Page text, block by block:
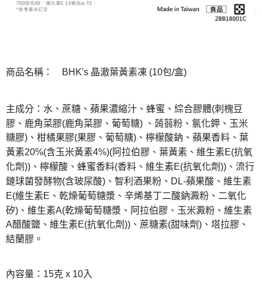
商品名稱： BHK's 晶澈葉黃素凍 (10包/盒)
主成分：水、蔗糖、蘋果濃縮汁、蜂蜜、綜合膠體(刺槐豆
膠、鹿角菜膠(鹿角菜膠、葡萄糖) 、蒟蒻粉、氯化鉀、玉米
糖膠)、柑橘果膠(果膠、葡萄糖)、檸檬酸鈉、蘋果香料、葉
黃素20%(含玉米黃素4%)(阿拉伯膠、葉黃素、維生素E(抗氧
化劑))、檸檬酸、蜂蜜香料(香料、維生素E(抗氧化劑))、流行
鏈球菌發酵物(含玻尿酸)、智利酒果粉、DL-蘋果酸、維生素
E(維生素E、乾燥葡萄糖漿、辛烯基丁二酸鈉澱粉、二氧化
矽)、維生素A(乾燥葡萄糖漿、阿拉伯膠、玉米澱粉、維生素
A醋酸鹽、維生素E(抗氧化劑))、蔗糖素(甜味劑)、塔拉膠、
結蘭膠。
內容量：15克 x 10入